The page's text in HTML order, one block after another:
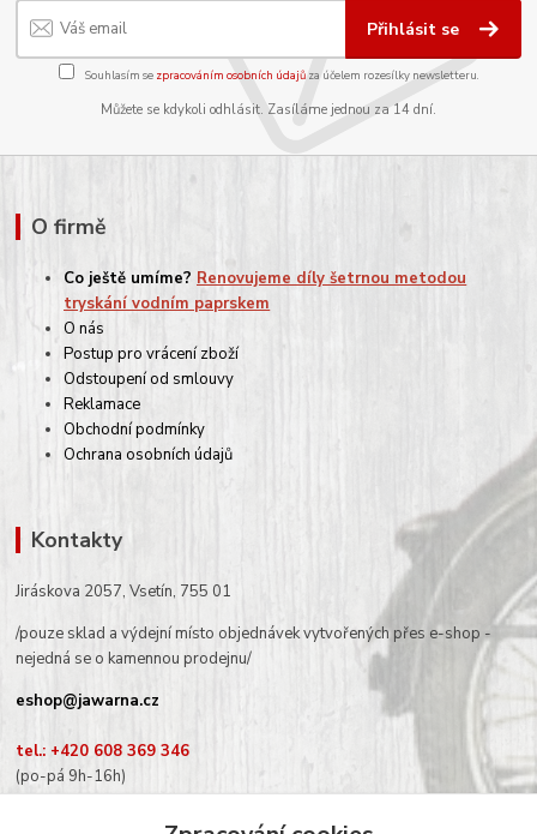
Přihlásit se
Souhlasím se zpracováním osobních údajůza účelem rozesílky newsletteru.
Můžete se kdykoli odhlásit. Zasíláme jednou za 14 dní.
O firmě
Co ještě umíme? Renovujeme díly šetrnou metodou
tryskání vodním paprskem
O nás
Postup pro vrácení zboží
Odstoupení od smlouvy
Reklamace
Obchodní podmínky
Ochrana osobních údajů
Kontakty
Jiráskova 2057, Vsetín, 755 01
/pouze sklad a výdejní místo objednávek vytvořených přes e-shop -
nejedná se o kamennou prodejnu/
eshop@jawarna.cz
tel.: +420 608 369 346
(po-pá 9h-16h)